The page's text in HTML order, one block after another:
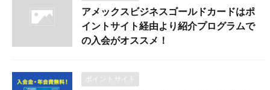
アメックスビジネスゴールドカードはポ
イントサイト経由より紹介プログラムで
の入会がオススメ！
ポイントサイト